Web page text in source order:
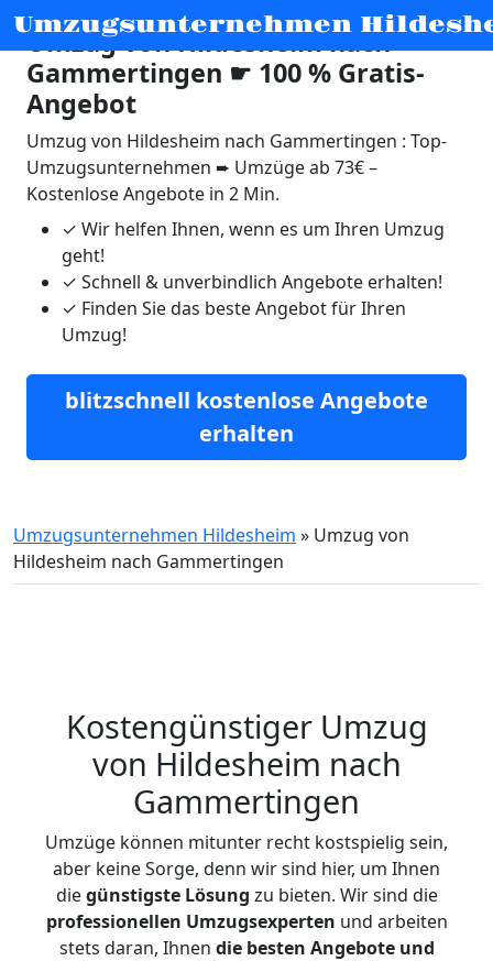
Umzugsunternehmen
Umzug von Hildesheim nach
Gammertingen ☛ 100 % Gratis-
Angebot
Umzug von Hildesheim nach Gammertingen : Top-
Umzugsunternehmen ➨ Umzüge ab 73€ –
Kostenlose Angebote in 2 Min.
✓ Wir helfen Ihnen, wenn es um Ihren Umzug
geht!
✓ Schnell & unverbindlich Angebote erhalten!
✓ Finden Sie das beste Angebot für Ihren
Umzug!
blitzschnell kostenlose Angebote
erhalten
Umzugsunternehmen Hildesheim » Umzug von
Hildesheim nach Gammertingen
Kostengünstiger Umzug
von Hildesheim nach
Gammertingen
Umzüge können mitunter recht kostspielig sein,
aber keine Sorge, denn wir sind hier, um Ihnen
diegünstigste Lösung zu bieten. Wir sind die
professionellen Umzugsexperten und arbeiten
stets daran, Ihnen die besten Angebote und